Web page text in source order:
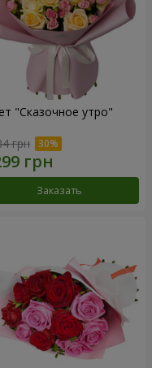
"Сказочное утро"
грн
Заказать